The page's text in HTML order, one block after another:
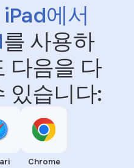
에서
를 사용하
다음을 다
있습니다:
Chrome